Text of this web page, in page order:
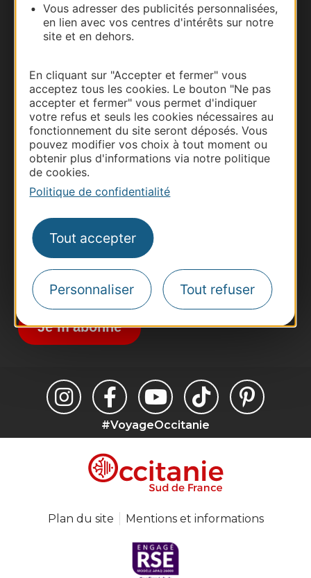
Vous adresser des publicités personnalisées,
en lien avec vos centres d'intérêts sur notre
site et en dehors.
En cliquant sur "Accepter et fermer" vous
acceptez tous les cookies. Le bouton "Ne pas
accepter et fermer" vous permet d'indiquer
votre refus et seuls les cookies nécessaires au
fonctionnement du site seront déposés. Vous
pouvez modifier vos choix à tout moment ou
obtenir plus d'informations via notre politique
de cookies.
Politique de confidentialité
Tout accepter
Personnaliser Tout refuser
Thermalisme
Business/Mice
Pros d'Occitanie
Voyagistes
Destination Sport
Inscrivez-vous à la lettre d'information
Destination Occitanie pour recevoir des
suggestions de séjours, de visites et de sorties.
Je m'abonne
#VoyageOccitanie
Plan du site Mentions et informations